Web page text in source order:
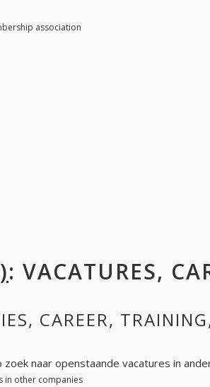
association
: VACATURES,
CAREER,
naar openstaande vacatures in
in other companies